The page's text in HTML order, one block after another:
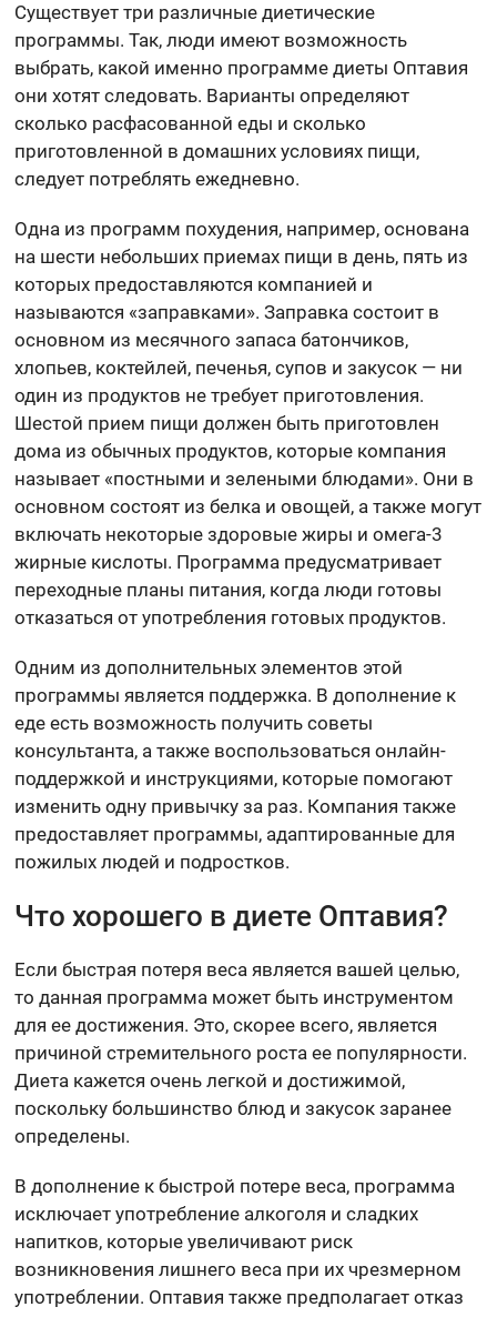
Существует три различные диетические
программы. Так, люди имеют возможность
выбрать, какой именно программе диеты Оптавия
они хотят следовать. Варианты определяют
сколько расфасованной еды и сколько
приготовленной в домашних условиях пищи,
следует потреблять ежедневно.
Одна из программ похудения, например, основана
на шести небольших приемах пищи в день, пять из
которых предоставляются компанией и
называются «заправками». Заправка состоит в
основном из месячного запаса батончиков,
хлопьев, коктейлей, печенья, супов и закусок — ни
один из продуктов не требует приготовления.
Шестой прием пищи должен быть приготовлен
дома из обычных продуктов, которые компания
называет «постными и зелеными блюдами». Они в
основном состоят из белка и овощей, а также могут
включать некоторые здоровые жиры и омега-3
жирные кислоты. Программа предусматривает
переходные планы питания, когда люди готовы
отказаться от употребления готовых продуктов.
Одним из дополнительных элементов этой
программы является поддержка. В дополнение к
еде есть возможность получить советы
консультанта, а также воспользоваться онлайн-
поддержкой и инструкциями, которые помогают
изменить одну привычку за раз. Компания также
предоставляет программы, адаптированные для
пожилых людей и подростков.
Что хорошего в диете Оптавия?
Если быстрая потеря веса является вашей целью,
то данная программа может быть инструментом
для ее достижения. Это, скорее всего, является
причиной стремительного роста ее популярности.
Диета кажется очень легкой и достижимой,
поскольку большинство блюд и закусок заранее
определены.
В дополнение к быстрой потере веса, программа
исключает употребление алкоголя и сладких
напитков, которые увеличивают риск
возникновения лишнего веса при их чрезмерном
употреблении. Оптавия также предполагает отказ